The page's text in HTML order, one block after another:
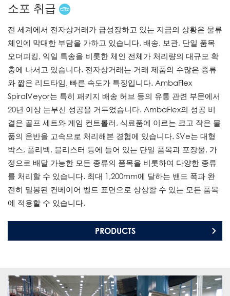
소포 취급
전 세계에서 전자상거래가 급성장하고 있는 지금의 상황은 물류
체인에 막대한 부담을 가하고 있습니다. 배송, 보관, 단일 품목
오더피킹, 익일 특송을 비롯한 체인 전체가 처리량의 대규모 확
충에 나서고 있습니다. 전자상거래는 거래 제품의 수많은 종류
와 짧은 리드타임, 빠른 속도가 특징입니다. AmbaFlex
SpiralVeyor는 특히 패키지 배송 허브 등의 유통 관련 부문에서
20년 이상 눈부신 성공을 거두었습니다. AmbaFlex의 성공 비
결은 골프 세트와 게임 컨트롤러, 식료품에 이르는 크고 작은 물
품의 운반을 고속으로 처리해본 경험에 있습니다. SVe는 대형
박스, 폴리백, 블리스터 등에 들어 있는 단일 품목과 포장물, 가
정으로 배달 가능한 모든 종류의 품목을 비롯하여 다양한 종류
를 처리할 수 있습니다. 최대 1,200mm에 달하는 밴드 폭과 완
전히 밀봉된 컨베이어 벨트 표면으로 상상할 수 있는 모든 품목
에 적용할 수 있습니다.
PRODUCTS